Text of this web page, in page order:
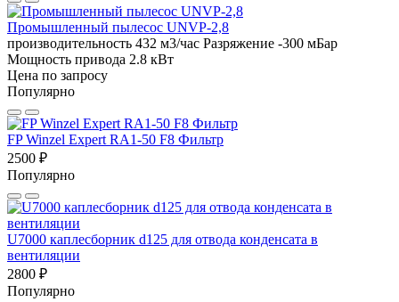
Промышленный пылесос UNVP-2,8
производительность 432 м3/час Разряжение -300 мБар
Мощность привода 2.8 кВт
Цена по запросу
Популярно
FP Winzel Expert RA1-50 F8 Фильтр
2500 ₽
Популярно
U7000 каплесборник d125 для отвода конденсата в
вентиляции
2800 ₽
Популярно